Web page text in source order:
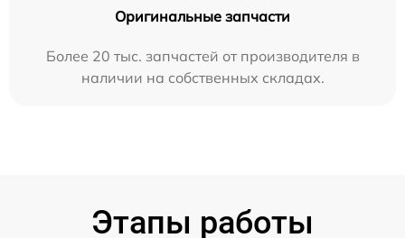
Оригинальные запчасти
Более 20 тыс. запчастей от производителя в
наличии на собственных складах.
Этапы работы